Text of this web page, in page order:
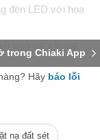
trong Chiaki App
đèn LED với họa
ngờ sẽ xảy ra!
lánh với 7 màu
và huyền bí cho
thế, giúp bạn
Hãy báo lỗi
nạ đất sét